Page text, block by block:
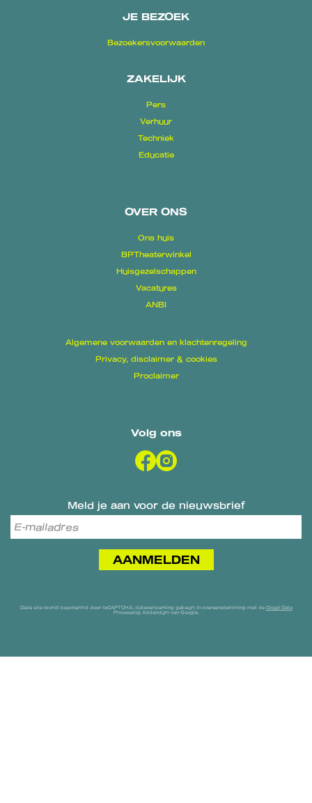
JE BEZOEK
Bezoekersvoorwaarden
ZAKELIJK
Pers
Verhuur
Techniek
Educatie
OVER ONS
Ons huis
BPTheaterwinkel
Huisgezelschappen
Vacatures
ANBI
Algemene voorwaarden en klachtenregeling
Privacy, disclaimer & cookies
Proclaimer
Volg ons
Meld je aan voor de nieuwsbrief
AANMELDEN
Deze site wordt beschermd door reCAPTCHA, dataverwerking gebeurt in overeenstemming met de Cloud Data
Processing Addendumvan Google.